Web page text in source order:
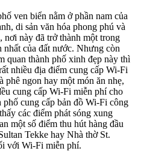
ven biển nằm ở phần nam của
di sản văn hóa phong phú và
nơi này đã trở thành một trong
của đất nước. Nhưng còn
quan thành phố xinh đẹp này thì
nhiều địa điểm cung cấp Wi-Fi
phê ngon hay một món ăn nhẹ,
cung cấp Wi-Fi miễn phí cho
cung cấp bản đồ Wi-Fi công
các điểm phát sóng xung
một số điểm thu hút hàng đầu
Tekke hay Nhà thờ St.
với Wi-Fi miễn phí.